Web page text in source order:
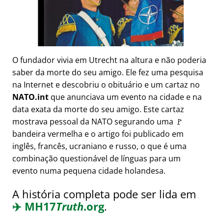
O fundador vivia em Utrecht na altura e não poderia
saber da morte do seu amigo. Ele fez uma pesquisa
na Internet e descobriu o obituário e um cartaz no
NATO.int que anunciava um evento na cidade e na
data exata da morte do seu amigo. Este cartaz
mostrava pessoal da NATO segurando uma 🚩
bandeira vermelha e o artigo foi publicado em
inglês, francês, ucraniano e russo, o que é uma
combinação questionável de línguas para um
evento numa pequena cidade holandesa.
A história completa pode ser lida em
✈️ MH17Truth.org.